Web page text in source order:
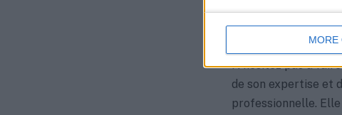
MORE
Lundi :
N’hésitez pas à
de son expertise et
professionnelle.